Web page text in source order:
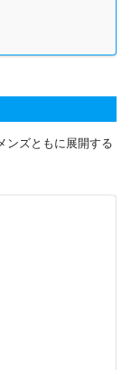
ンズともに展開する